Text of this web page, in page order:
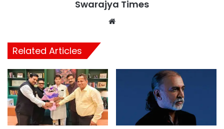
Swarajya Times
Related Articles